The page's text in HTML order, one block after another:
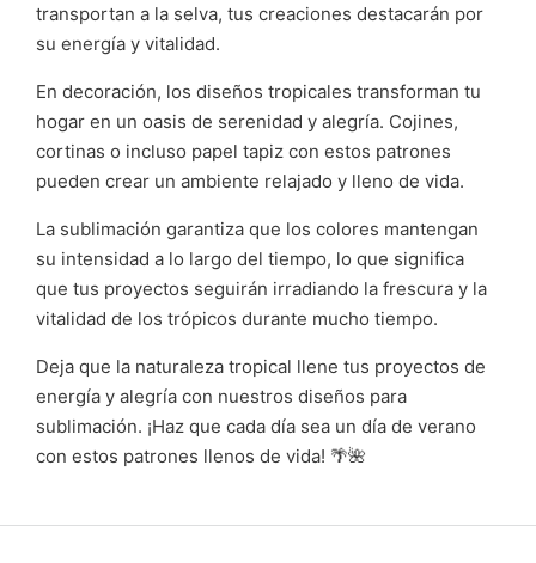
transportan a la selva, tus creaciones destacarán por
su energía y vitalidad.
En decoración, los diseños tropicales transforman tu
hogar en un oasis de serenidad y alegría. Cojines,
cortinas o incluso papel tapiz con estos patrones
pueden crear un ambiente relajado y lleno de vida.
La sublimación garantiza que los colores mantengan
su intensidad a lo largo del tiempo, lo que significa
que tus proyectos seguirán irradiando la frescura y la
vitalidad de los trópicos durante mucho tiempo.
Deja que la naturaleza tropical llene tus proyectos de
energía y alegría con nuestros diseños para
sublimación. ¡Haz que cada día sea un día de verano
con estos patrones llenos de vida! 🌴🌺